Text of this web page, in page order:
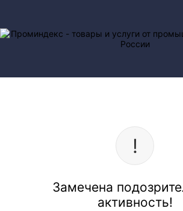
Замечена
активность!